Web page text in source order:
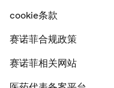
cookie条款
赛诺菲合规政策
赛诺菲相关网站